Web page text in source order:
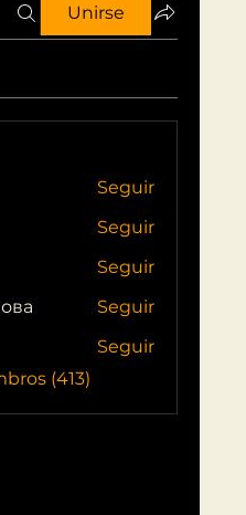
Unirse
Seguir
Seguir
Seguir
Seguir
Seguir
(413)